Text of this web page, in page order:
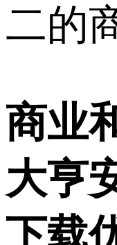
二的
商业
大亨
下载